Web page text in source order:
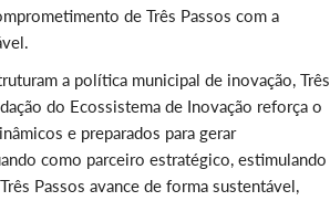
de Três Passos com a
a política municipal de inovação, Três
do Ecossistema de Inovação reforça o
e preparados para gerar
como parceiro estratégico, estimulando
Passos avance de forma sustentável,